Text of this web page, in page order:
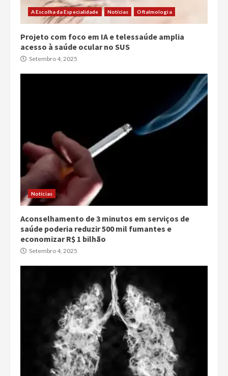
A Escolha da Especialidade Notícias Oftalmologia
Projeto com foco em IA e telessaúde amplia
acesso à saúde ocular no SUS
Setembro 4, 2025
Notícias
Aconselhamento de 3 minutos em serviços de
saúde poderia reduzir 500 mil fumantes e
economizar R$ 1 bilhão
Setembro 4, 2025